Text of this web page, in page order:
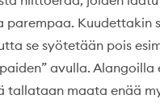
parempaa. Kuudettakin
se syötetään pois
avulla.
tallataan maata enää